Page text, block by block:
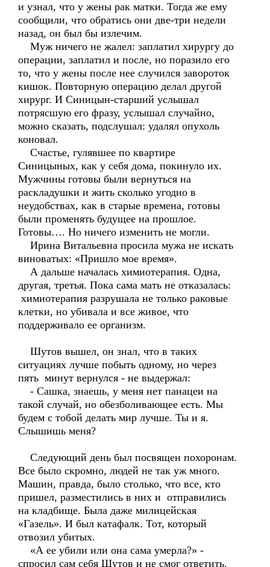
и узнал, что у жены рак матки. Тогда же ему
сообщили, что обратись они две-три недели
назад, он был бы излечим.
Муж ничего не жалел: заплатил хирургу до
операции, заплатил и после, но поразило его
то, что у жены после нее случился завороток
кишок. Повторную операцию делал другой
хирург. И Синицын-старший услышал
потрясшую его фразу, услышал случайно,
можно сказать, подслушал: удалял опухоль
коновал.
Счастье, гулявшее по квартире
Синицыных, как у себя дома, покинуло их.
Мужчины готовы были вернуться на
раскладушки и жить сколько угодно в
неудобствах, как в старые времена, готовы
были променять будущее на прошлое.
Готовы…. Но ничего изменить не могли.
Ирина Витальевна просила мужа не искать
виноватых: «Пришло мое время».
А дальше началась химиотерапия. Одна,
другая, третья. Пока сама мать не отказалась:
химиотерапия разрушала не только раковые
клетки, но убивала и все живое, что
поддерживало ее организм.
Шутов вышел, он знал, что в таких
ситуациях лучше побыть одному, но через
пять минут вернулся - не выдержал:
- Сашка, знаешь, у меня нет панацеи на
такой случай, но обезболивающее есть. Мы
будем с тобой делать мир лучше. Ты и я.
Слышишь меня?
Следующий день был посвящен похоронам.
Все было скромно, людей не так уж много.
Машин, правда, было столько, что все, кто
пришел, разместились в них и отправились
на кладбище. Была даже милицейская
«Газель». И был катафалк. Тот, который
отвозил убитых.
«А ее убили или она сама умерла?» -
спросил сам себя Шутов и не смог ответить.